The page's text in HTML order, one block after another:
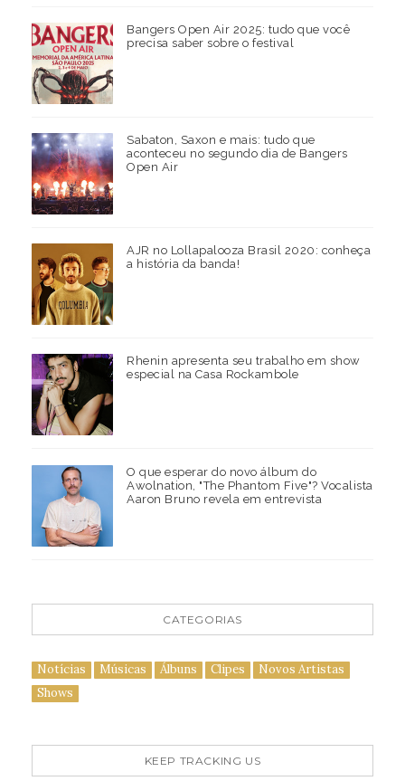
Bangers Open Air 2025: tudo que você
precisa saber sobre o festival
Sabaton, Saxon e mais: tudo que
aconteceu no segundo dia de Bangers
Open Air
AJR no Lollapalooza Brasil 2020: conheça
a história da banda!
Rhenin apresenta seu trabalho em show
especial na Casa Rockambole
O que esperar do novo álbum do
Awolnation, "The Phantom Five"? Vocalista
Aaron Bruno revela em entrevista
CATEGORIAS
Notícias Músicas Álbuns Clipes
Novos Artistas
Shows
KEEP TRACKING US